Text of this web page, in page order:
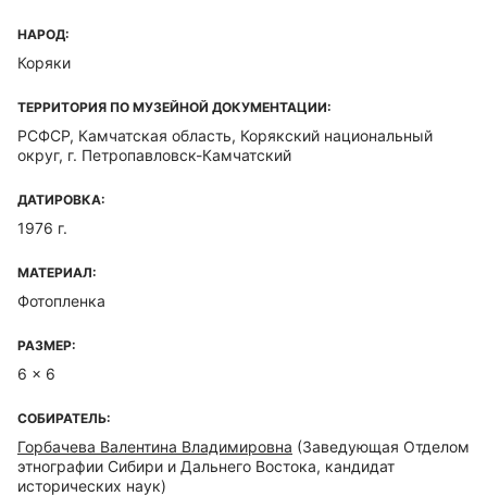
НАРОД:
Коряки
ТЕРРИТОРИЯ ПО МУЗЕЙНОЙ ДОКУМЕНТАЦИИ:
РСФСР, Камчатская область, Корякский национальный
округ, г. Петропавловск-Камчатский
ДАТИРОВКА:
1976 г.
МАТЕРИАЛ:
Фотопленка
РАЗМЕР:
6 x 6
СОБИРАТЕЛЬ:
Горбачева Валентина Владимировна (Заведующая Отделом
этнографии Сибири и Дальнего Востока, кандидат
исторических наук)